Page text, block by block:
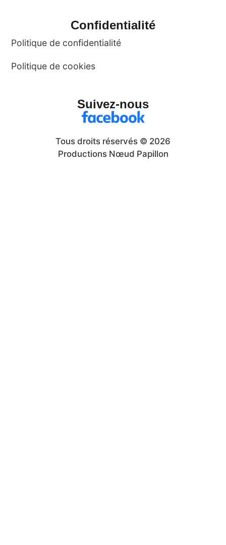
Confidentialité
Politique de confidentialité
Politique de cookies
Suivez-nous
Tous droits réservés © 2026
Productions Nœud Papillon